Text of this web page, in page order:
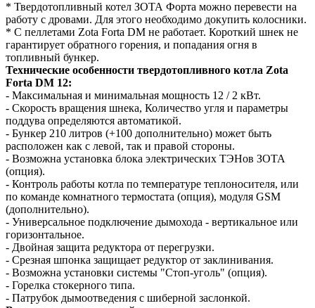
* Твердотопливный котел ЗОТА Форта можно перевести на
работу с дровами. Для этого необходимо докупить колосники.
* С пеллетами Zota Forta DM не работает. Короткий шнек не
гарантирует обратного горения, и попадания огня в
топливный бункер.
Технические особенности твердотопливного котла Zota
Forta DM 12:
- Максимальная и минимальная мощность 12 / 2 кВт.
- Скорость вращения шнека, Количество угля и параметры
поддува определяются автоматикой.
- Бункер 210 литров (+100 дополнительно) может быть
расположен как с левой, так и правой стороны.
- Возможна установка блока электрических ТЭНов ЗОТА
(опция).
- Контроль работы котла по температуре теплоносителя, или
по команде комнатного термостата (опция), модуля GSM
(дополнительно).
- Универсальное подключение дымохода - вертикальное или
горизонтальное.
- Двойная защита редуктора от перегрузки.
- Срезная шпонка защищает редуктор от заклинивания.
- Возможна установки системы "Стоп-уголь" (опция).
- Горелка стокерного типа.
- Патрубок дымоотведения с шиберной заслонкой.